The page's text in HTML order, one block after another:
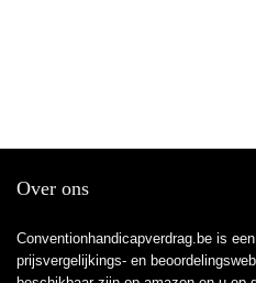
Over ons
Conventionhandicapverdrag.be is
prijsvergelijkings- en